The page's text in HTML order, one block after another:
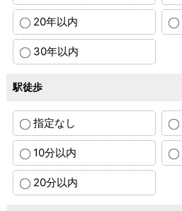
20年以内
30年以内
駅徒歩
指定なし
10分以内
20分以内